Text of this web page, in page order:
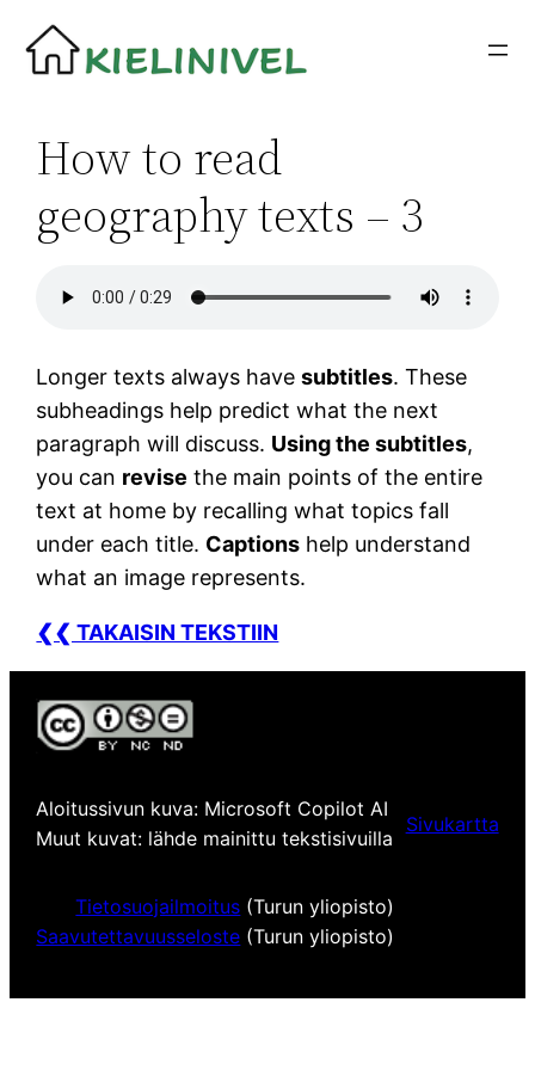
Siirry
sisältöön
How to read
geography texts – 3
Longer texts always havesubtitles. These
subheadings help predict what the next
paragraph will discuss. Using the subtitles,
you can revise the main points of the entire
text at home by recalling what topics fall
under each title. Captions help understand
what an image represents.
❮❮ TAKAISIN TEKSTIIN
Aloitussivun kuva: Microsoft Copilot AI
Muut kuvat: lähde mainittu tekstisivuilla
Sivukartta
Tietosuojailmoitus (Turun yliopisto)
Saavutettavuusseloste (Turun yliopisto)